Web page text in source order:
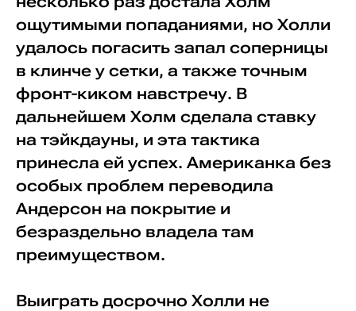
ощутимыми попаданиями, но Холли
удалось погасить запал соперницы
в клинче у сетки, а также точным
фронт-киком навстречу. В
дальнейшем Холм сделала ставку
на тэйкдауны, и эта тактика
принесла ей успех. Американка без
особых проблем переводила
Андерсон на покрытие и
безраздельно владела там
преимуществом.
Выиграть досрочно Холли не